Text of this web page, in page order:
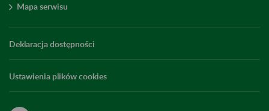
Mapa serwisu
Deklaracja dostępności
Ustawienia plików cookies